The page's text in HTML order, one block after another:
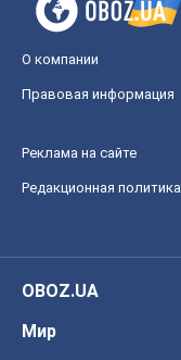
О компании
Правовая информация
Реклама на сайте
Редакционная политика
OBOZ.UA
Мир